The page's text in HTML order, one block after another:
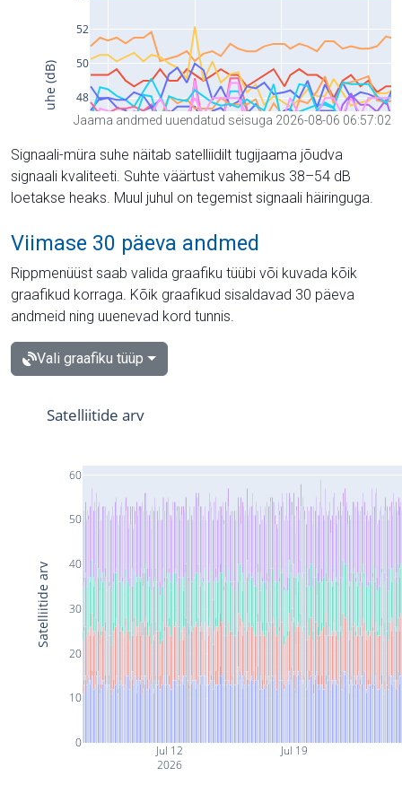
Jaama andmed uuendatud seisuga 2026-08-06 06:57:02
Signaali-müra suhe näitab satelliidilt tugijaama jõudva
signaali kvaliteeti. Suhte väärtust vahemikus 38–54 dB
loetakse heaks. Muul juhul on tegemist signaali häiringuga.
Viimase 30 päeva andmed
Rippmenüüst saab valida graafiku tüübi või kuvada kõik
graafikud korraga. Kõik graafikud sisaldavad 30 päeva
andmeid ning uuenevad kord tunnis.
Vali graafiku tüüp
Jul 12
2026
Jul 19
0
10
20
30
40
50
60
Satelliitide arv
Satelliitide arv